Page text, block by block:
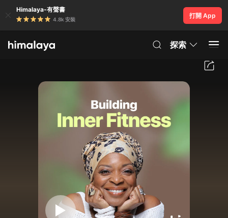
Himalaya-有聲書
4.8k 安裝
打開 App
探索